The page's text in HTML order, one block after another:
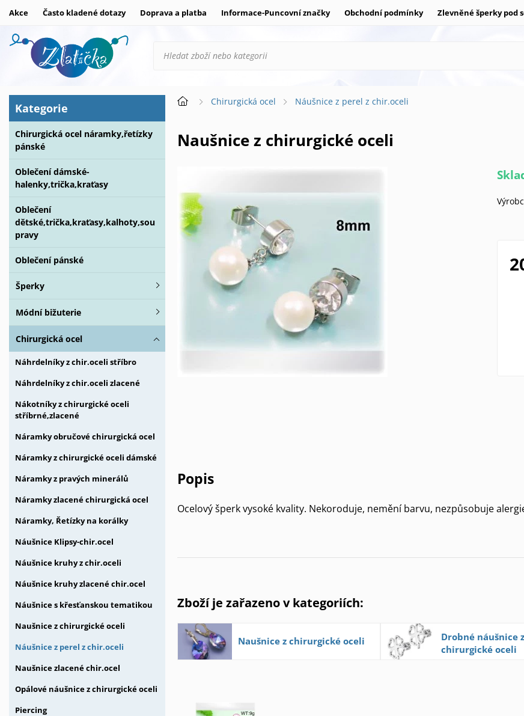
Akce Často kladené dotazy Doprava a platba Informace-Puncovní značky Obchodní podmínky Zlevněné šperky pod
Kategorie
Chirurgická ocel náramky,řetízky
pánské
Oblečení dámské-
halenky,trička,kraťasy
Oblečení
dětské,trička,kraťasy,kalhoty,sou
pravy
Oblečení pánské
Šperky
Módní bižuterie
Chirurgická ocel
Náhrdelníky z chir.oceli stříbro
Náhrdelníky z chir.oceli zlacené
Nákotníky z chirurgické oceli
stříbrné,zlacené
Náramky obručové chirurgická ocel
Náramky z chirurgické oceli dámské
Náramky z pravých minerálů
Náramky zlacené chirurgická ocel
Náramky, Řetízky na korálky
Náušnice Klipsy-chir.ocel
Náušnice kruhy z chir.oceli
Náušnice kruhy zlacené chir.ocel
Náušnice s křesťanskou tematikou
Naušnice z chirurgické oceli
Náušnice z perel z chir.oceli
Naušnice zlacené chir.ocel
Opálové náušnice z chirurgické oceli
Piercing
Chirurgická ocel Náušnice z perel z chir.oceli
Naušnice z chirurgické oceli
Popis
Ocelový šperk vysoké kvality. Nekoroduje, nemění barvu, nezpůsobuje
Zboží je zařazeno v kategoriích:
Naušnice z chirurgické oceli
Drobné náušnice z
chirurgické oceli